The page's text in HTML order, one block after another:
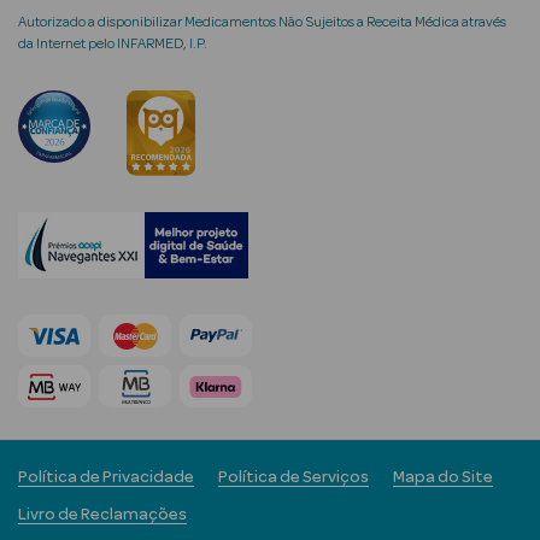
Ver Tudo
Coffrets
Coffrets de
Coffrets de
Autorizado a disponibilizar Medicamentos Não Sujeitos a Receita Médica através
da Internet pelo INFARMED, I.P.
Política de Privacidade Política de Serviços Mapa do Site
Livro de Reclamações